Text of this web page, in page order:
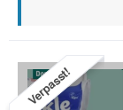
Verpasst!